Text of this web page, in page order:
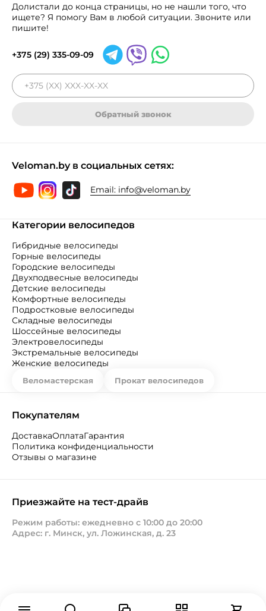
Долистали до конца страницы, но не нашли того, что
ищете? Я помогу Вам в любой ситуации. Звоните или
пишите!
+375 (29) 335-09-09
Обратный звонок
Veloman.by в социальных сетях:
Email: info@veloman.by
Категории велосипедов
Гибридные велосипеды
Горные велосипеды
Городские велосипеды
Двухподвесные велосипеды
Детские велосипеды
Комфортные велосипеды
Подростковые велосипеды
Складные велосипеды
Шоссейные велосипеды
Электровелосипеды
Экстремальные велосипеды
Женские велосипеды
Веломастерская Прокат велосипедов
Покупателям
ДоставкаОплатаГарантия
Политика конфиденциальности
Отзывы о магазине
Приезжайте на тест-драйв
Режим работы: ежедневно с 10:00 до 20:00
Адрес: г. Минск, ул. Ложинская, д. 23